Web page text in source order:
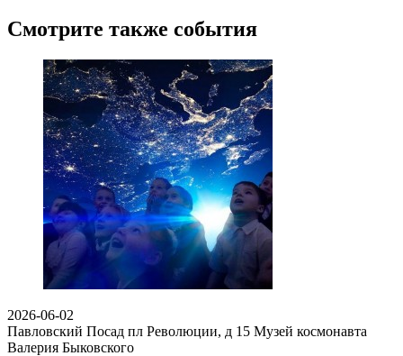
Смотрите также события
2026-06-02
Павловский Посад пл Революции, д 15 Музей космонавта
Валерия Быковского